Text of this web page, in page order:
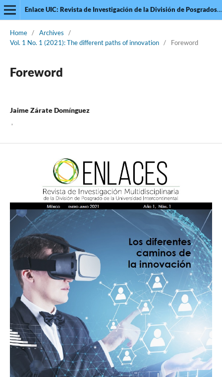
Enlace UIC: Revista de Investigación de la División de Posgrados de la Universidad Intercontinental
Home / Archives
/
Vol. 1 No. 1 (2021): The different paths of innovation / Foreword
Foreword
Jaime Zárate Domínguez
,